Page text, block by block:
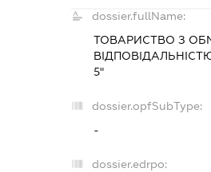
dossier.fullName:
ТОВАРИСТВО З
5"
dossier.opfSubType:
-
dossier.edrpo: